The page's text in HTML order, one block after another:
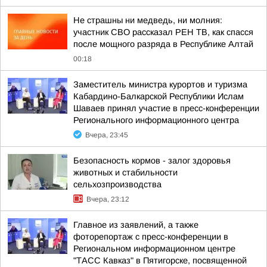
Не страшны ни медведь, ни молния:
участник СВО рассказал РЕН ТВ, как спасся
после мощного разряда в Республике Алтай
00:18
Заместитель министра курортов и туризма
Кабардино-Балкарской Республики Ислам
Шаваев принял участие в пресс-конференции
Регионального информационного центра
Вчера, 23:45
Безопасность кормов - залог здоровья
животных и стабильности
сельхозпроизводства
Вчера, 23:12
Главное из заявлений, а также
фоторепортаж с пресс-конференции в
Региональном информационном центре
"ТАСС Кавказ" в Пятигорске, посвященной